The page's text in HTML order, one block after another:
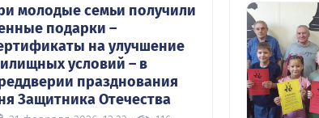
молодые семьи получили
подарки –
на улучшение
условий – в
празднования
Защитника Отечества